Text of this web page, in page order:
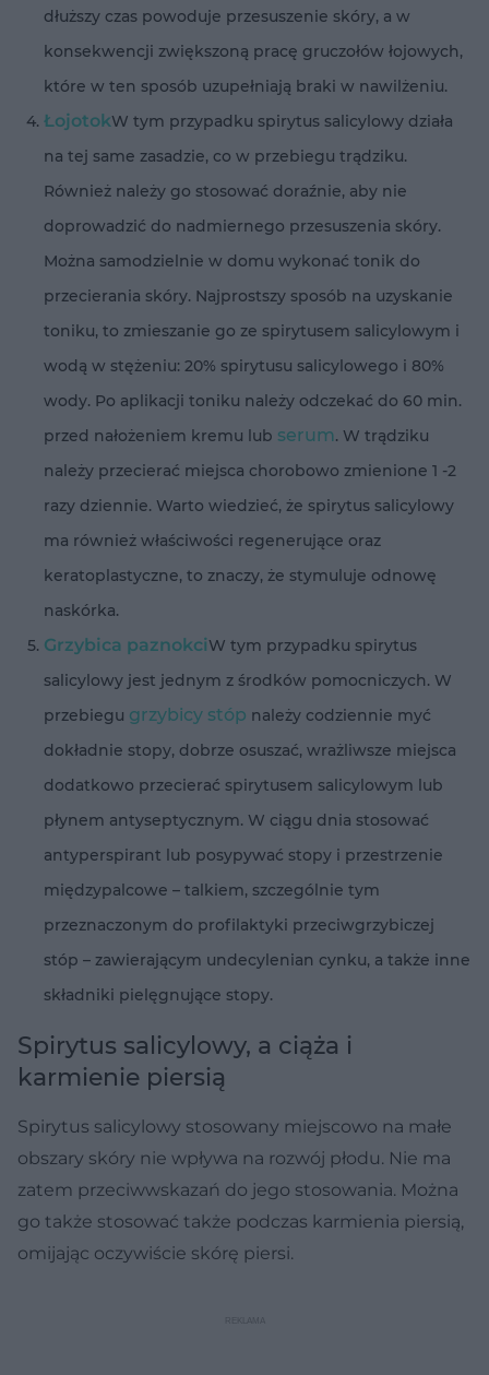
dłuższy czas powoduje przesuszenie skóry, a w
konsekwencji zwiększoną pracę gruczołów łojowych,
które w ten sposób uzupełniają braki w nawilżeniu.
ŁojotokW tym przypadku spirytus salicylowy działa
na tej same zasadzie, co w przebiegu trądziku.
Również należy go stosować doraźnie, aby nie
doprowadzić do nadmiernego przesuszenia skóry.
Można samodzielnie w domu wykonać tonik do
przecierania skóry. Najprostszy sposób na uzyskanie
toniku, to zmieszanie go ze spirytusem salicylowym i
wodą w stężeniu: 20% spirytusu salicylowego i 80%
wody. Po aplikacji toniku należy odczekać do 60 min.
przed nałożeniem kremu lub serum. W trądziku
należy przecierać miejsca chorobowo zmienione 1 -2
razy dziennie. Warto wiedzieć, że spirytus salicylowy
ma również właściwości regenerujące oraz
keratoplastyczne, to znaczy, że stymuluje odnowę
naskórka.
Grzybica paznokciW tym przypadku spirytus
salicylowy jest jednym z środków pomocniczych. W
przebiegu grzybicy stóp należy codziennie myć
dokładnie stopy, dobrze osuszać, wrażliwsze miejsca
dodatkowo przecierać spirytusem salicylowym lub
płynem antyseptycznym. W ciągu dnia stosować
antyperspirant lub posypywać stopy i przestrzenie
międzypalcowe – talkiem, szczególnie tym
przeznaczonym do profilaktyki przeciwgrzybiczej
stóp – zawierającym undecylenian cynku, a także inne
składniki pielęgnujące stopy.
Spirytus salicylowy, a ciąża i
karmienie piersią
Spirytus salicylowy stosowany miejscowo na małe
obszary skóry nie wpływa na rozwój płodu. Nie ma
zatem przeciwwskazań do jego stosowania. Można
go także stosować także podczas karmienia piersią,
omijając oczywiście skórę piersi.